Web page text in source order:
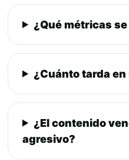
¿Qué métricas
¿Cuánto tarda
¿El contenido
agresivo?